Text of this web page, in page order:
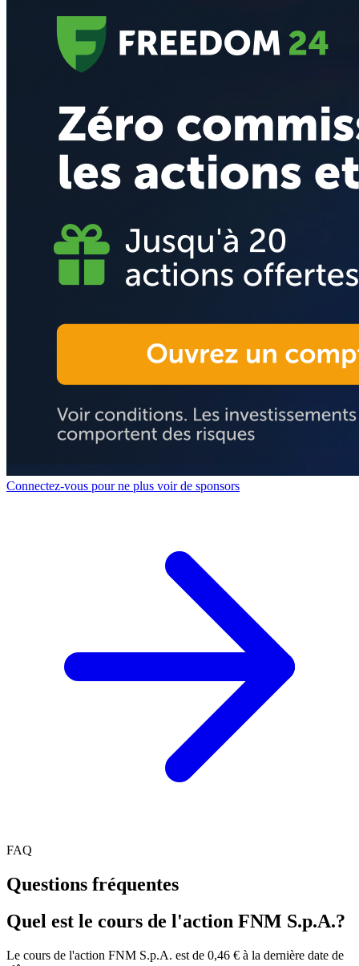
Connectez-vous pour ne plus voir de sponsors
FAQ
Questions fréquentes
Quel est le cours de l'action FNM S.p.A.?
Le cours de l'action FNM S.p.A. est de 0,46 € à la dernière date de